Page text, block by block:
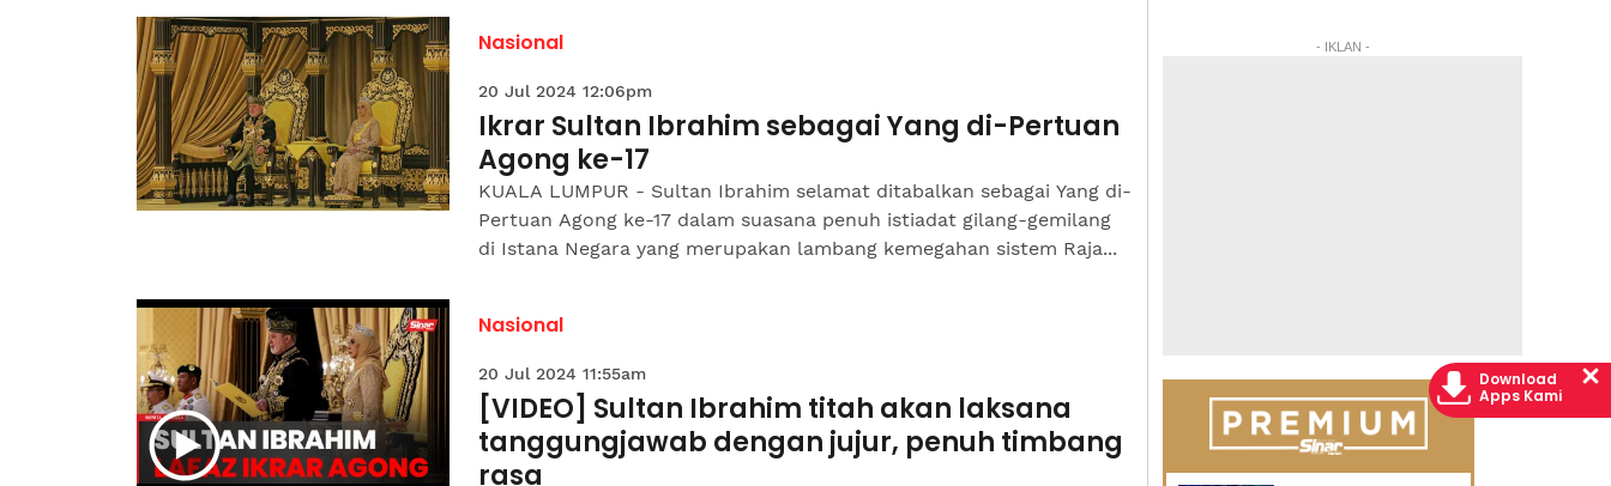
Nasional
20 Jul 2024 12:06pm
Ikrar Sultan Ibrahim sebagai Yang di-Pertuan
Agong ke-17
KUALA LUMPUR - Sultan Ibrahim selamat ditabalkan sebagai Yang di-
Pertuan Agong ke-17 dalam suasana penuh istiadat gilang-gemilang
di Istana Negara yang merupakan lambang kemegahan sistem Raja...
Nasional
20 Jul 2024 11:55am
[VIDEO] Sultan Ibrahim titah akan laksana
tanggungjawab dengan jujur, penuh timbang
rasa
- IKLAN -
Download
Apps Kami